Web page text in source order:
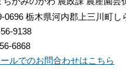
0696 栃木県河内郡上三川町し
9138
6868
ールでのお問合わせはこちら